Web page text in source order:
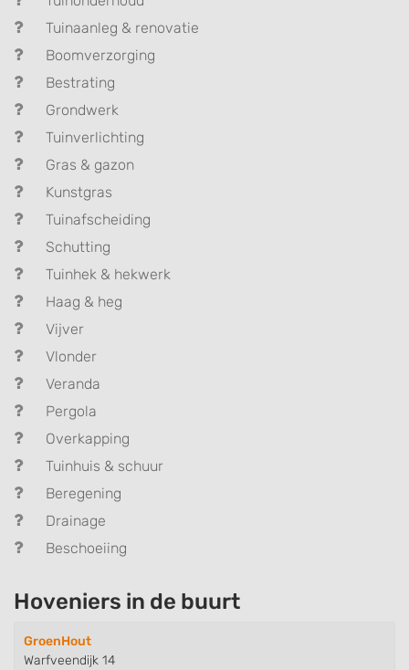
Tuinaanleg & renovatie
Boomverzorging
Bestrating
Grondwerk
Tuinverlichting
Gras & gazon
Kunstgras
Tuinafscheiding
Schutting
Tuinhek & hekwerk
Haag & heg
Vijver
Vlonder
Veranda
Pergola
Overkapping
Tuinhuis & schuur
Beregening
Drainage
Beschoeiing
Hoveniers in de buurt
GroenHout
Warfveendijk 14